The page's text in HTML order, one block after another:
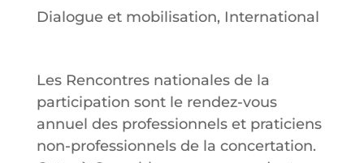
Dialogue et mobilisation, International
Les Rencontres nationales de la
participation sont le rendez-vous
annuel des professionnels et praticiens
non-professionnels de la concertation.